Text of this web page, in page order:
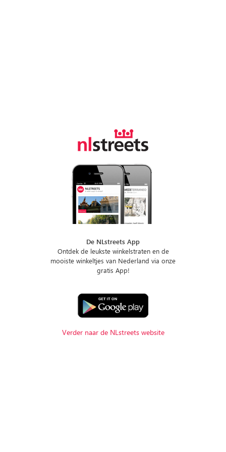
De NLstreets App
Ontdek de leukste winkelstraten en de
mooiste winkeltjes van Nederland via onze
gratis App!
Verder naar de NLstreets website